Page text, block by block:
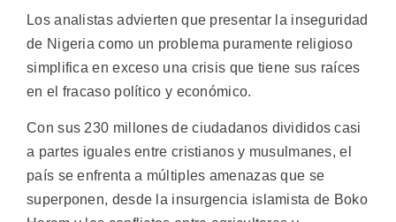
Los analistas advierten que presentar la inseguridad
de Nigeria como un problema puramente religioso
simplifica en exceso una crisis que tiene sus raíces
en el fracaso político y económico.
Con sus 230 millones de ciudadanos divididos casi
a partes iguales entre cristianos y musulmanes, el
país se enfrenta a múltiples amenazas que se
superponen, desde la insurgencia islamista de Boko